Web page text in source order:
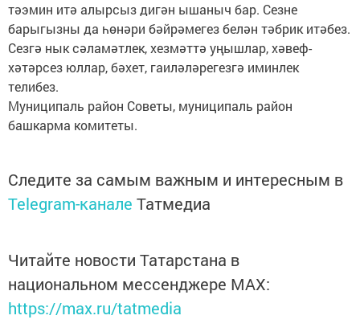
тәэмин итә алырсыз дигән ышаныч бар. Сезне
барыгызны да һөнәри бәйрәмегез белән тәбрик итәбез.
Сезгә нык сәламәтлек, хезмәттә уңышлар, хәвеф-
хәтәрсез юллар, бәхет, гаиләләрегезгә иминлек
телибез.
Муниципаль район Советы, муниципаль район
башкарма комитеты.
Следите за самым важным и интересным в
Telegram-канале Татмедиа
Читайте новости Татарстана в
национальном мессенджере MАХ:
https://max.ru/tatmedia